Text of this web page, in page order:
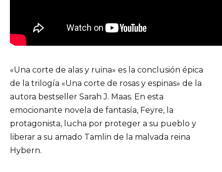
«Una corte de alas y ruina» es la conclusión épica
de la trilogía «Una corte de rosas y espinas» de la
autora bestseller Sarah J. Maas. En esta
emocionante novela de fantasía, Feyre, la
protagonista, lucha por proteger a su pueblo y
liberar a su amado Tamlin de la malvada reina
Hybern.